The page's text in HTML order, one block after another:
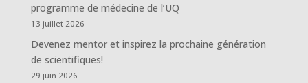
programme de médecine de l’UQ
13 juillet 2026
Devenez mentor et inspirez la prochaine génération
de scientifiques!
29 juin 2026